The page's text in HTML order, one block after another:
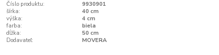
Číslo produktu:
9930901
šírka:
40 cm
výška:
4 cm
farba:
biela
dĺžka:
50 cm
Dodavateľ:
MOVERA